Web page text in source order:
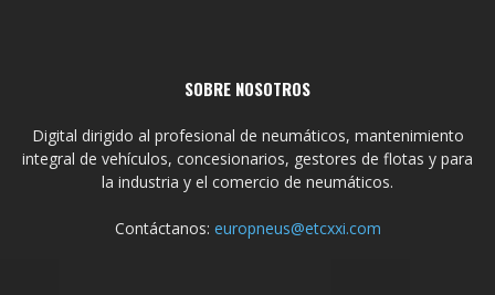
SOBRE NOSOTROS
Digital dirigido al profesional de neumáticos, mantenimiento
integral de vehículos, concesionarios, gestores de flotas y para
la industria y el comercio de neumáticos.
Contáctanos: europneus@etcxxi.com